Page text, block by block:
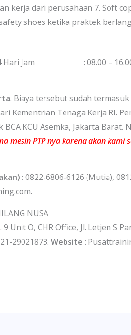
kerja dari perusahaan 7. Soft
shoes ketika praktek
Jam : 08.00 – 16.00
. Biaya tersebut sudah
Kementrian Tenaga Kerja RI.
KCU Asemka, Jakarta Barat.
mesin PTP nya karena akan kami
: 0822-6806-6126 (Mutia),
NUSA
Unit O, CHR Office, Jl. Letjen S
29021873. Website :